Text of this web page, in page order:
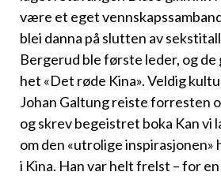
være et eget
blei danna på slutten av
Bergerud ble første leder, og de
het «Det røde Kina». Veldig
Johan Galtung reiste forresten
og skrev begeistret boka Kan vi
om den «utrolige inspirasjonen»
i Kina. Han var helt frelst – for en